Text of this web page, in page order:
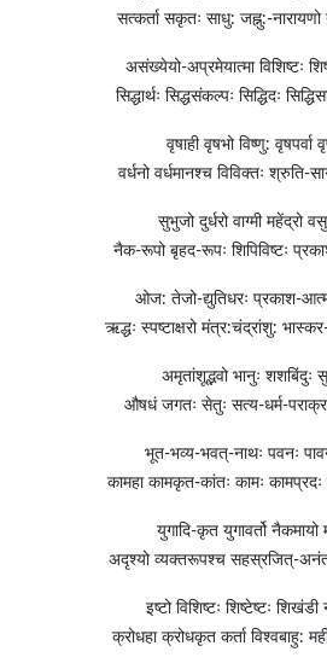
सत्कर्ता सकृतः साधु: जह्नु:-
असंख्येयो-अप्रमेयात्मा विशिष्टः
सिद्धार्थः सिद्धसंकल्पः सिद्धिदः
वृषाही वृषभो विष्णु: वृषपर्वा
वर्धनो वर्धमानश्च विविक्तः श्रुति-
सुभुजो दुर्धरो वाग्मी महेंद्रो
नैक-रूपो बृहद-रूपः शिपिविष्टः
ओज: तेजो-द्युतिधरः प्रकाश-
ऋद्धः स्पष्टाक्षरो मंत्र:चंद्रांशु:
अमृतांशूद्भवो भानुः शशबिंदुः
औषधं जगतः सेतुः सत्य-धर्म-
भूत-भव्य-भवत्-नाथः पवनः
कामहा कामकृत-कांतः कामः
युगादि-कृत युगावर्तो नैकमायो
अदृश्यो व्यक्तरूपश्च सहस्रजित्-
इष्टो विशिष्टः शिष्टेष्टः
क्रोधहा क्रोधकृत कर्ता विश्वबाहु: